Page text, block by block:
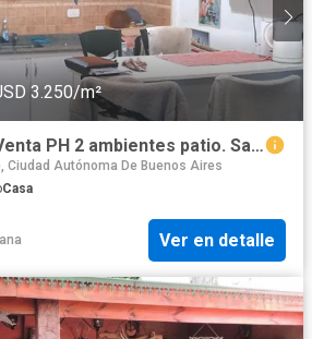
3.250/m²
Parque Patricios Venta PH 2 ambientes patio. Salcedo al 3200
Ciudad Autónoma De Buenos Aires
Casa
Ver en detalle